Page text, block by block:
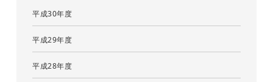
平成30年度
平成29年度
平成28年度